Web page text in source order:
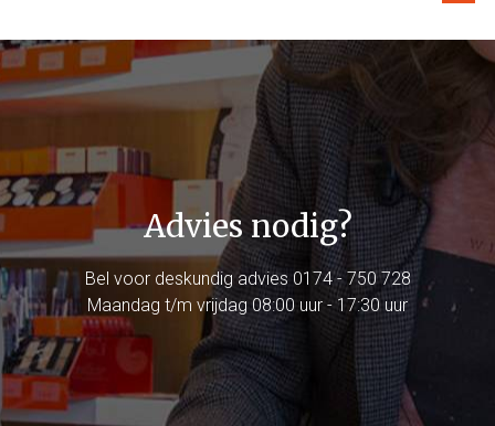
Advies nodig?
Bel voor deskundig advies 0174 - 750 728
Maandag t/m vrijdag 08:00 uur - 17:30 uur